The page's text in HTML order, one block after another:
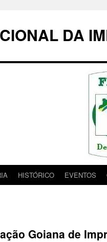
DA
HISTÓRICO EVENTOS
Goiana de